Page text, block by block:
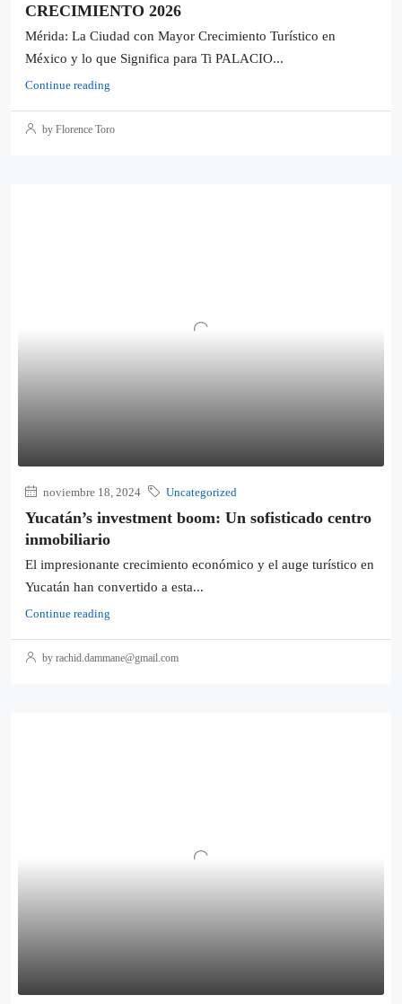
CRECIMIENTO 2026
Mérida: La Ciudad con Mayor Crecimiento Turístico en
México y lo que Significa para Ti PALACIO...
Continue reading
by Florence Toro
noviembre 18, 2024 Uncategorized
Yucatán’s investment boom: Un sofisticado centro
inmobiliario
El impresionante crecimiento económico y el auge turístico en
Yucatán han convertido a esta...
Continue reading
by rachid.dammane@gmail.com